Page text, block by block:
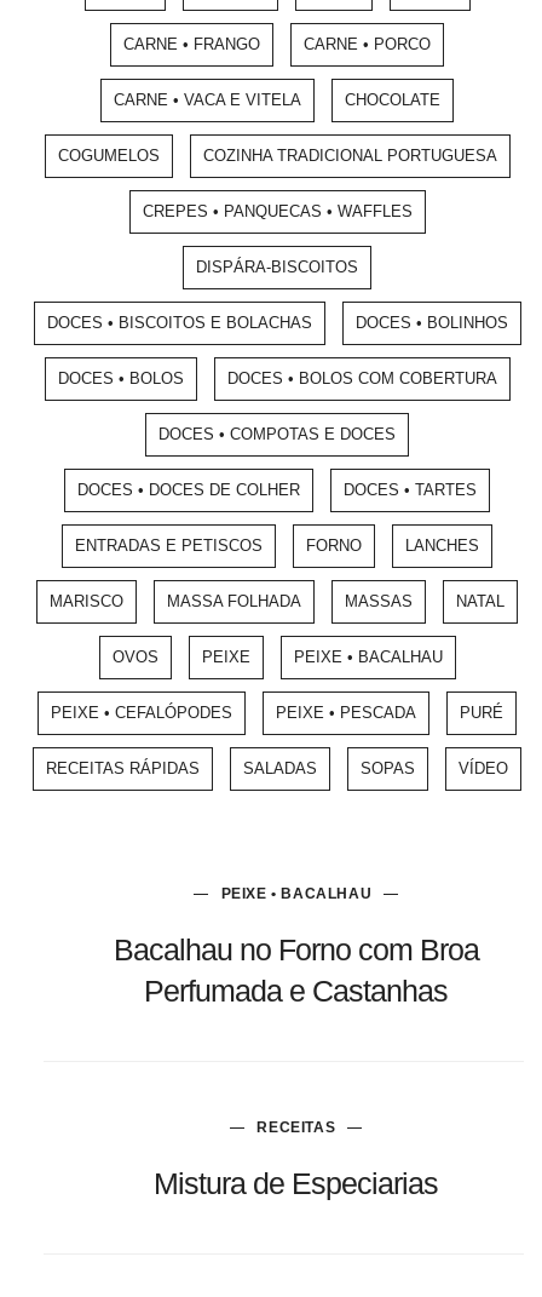
CARNE • FRANGO CARNE • PORCO
CARNE • VACA E VITELA CHOCOLATE
COGUMELOS COZINHA TRADICIONAL PORTUGUESA
CREPES • PANQUECAS • WAFFLES
DISPÁRA-BISCOITOS
DOCES • BISCOITOS E BOLACHAS DOCES • BOLINHOS
DOCES • BOLOS DOCES • BOLOS COM COBERTURA
DOCES • COMPOTAS E DOCES
DOCES • DOCES DE COLHER DOCES • TARTES
ENTRADAS E PETISCOS FORNO LANCHES
MARISCO MASSA FOLHADA MASSAS NATAL
OVOS PEIXE PEIXE • BACALHAU
PEIXE • CEFALÓPODES PEIXE • PESCADA PURÉ
RECEITAS RÁPIDAS SALADAS SOPAS VÍDEO
PEIXE • BACALHAU
Bacalhau no Forno com Broa
Perfumada e Castanhas
RECEITAS
Mistura de Especiarias